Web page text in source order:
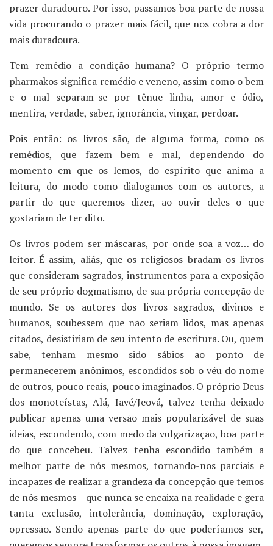
prazer duradouro. Por isso, passamos boa parte de nossa
vida procurando o prazer mais fácil, que nos cobra a dor
mais duradoura.
Tem remédio a condição humana? O próprio termo
pharmakos significa remédio e veneno, assim como o bem
e o mal separam-se por tênue linha, amor e ódio,
mentira, verdade, saber, ignorância, vingar, perdoar.
Pois então: os livros são, de alguma forma, como os
remédios, que fazem bem e mal, dependendo do
momento em que os lemos, do espírito que anima a
leitura, do modo como dialogamos com os autores, a
partir do que queremos dizer, ao ouvir deles o que
gostariam de ter dito.
Os livros podem ser máscaras, por onde soa a voz… do
leitor. É assim, aliás, que os religiosos bradam os livros
que consideram sagrados, instrumentos para a exposição
de seu próprio dogmatismo, de sua própria concepção de
mundo. Se os autores dos livros sagrados, divinos e
humanos, soubessem que não seriam lidos, mas apenas
citados, desistiriam de seu intento de escritura. Ou, quem
sabe, tenham mesmo sido sábios ao ponto de
permanecerem anônimos, escondidos sob o véu do nome
de outros, pouco reais, pouco imaginados. O próprio Deus
dos monoteístas, Alá, Iavé/Jeová, talvez tenha deixado
publicar apenas uma versão mais popularizável de suas
ideias, escondendo, com medo da vulgarização, boa parte
do que concebeu. Talvez tenha escondido também a
melhor parte de nós mesmos, tornando-nos parciais e
incapazes de realizar a grandeza da concepção que temos
de nós mesmos – que nunca se encaixa na realidade e gera
tanta exclusão, intolerância, dominação, exploração,
opressão. Sendo apenas parte do que poderíamos ser,